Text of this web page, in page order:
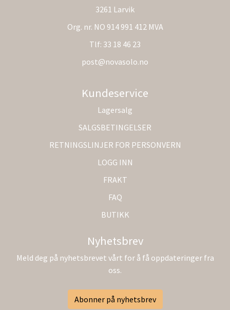
3261 Larvik
Org. nr. NO 914 991 412 MVA
Tlf: 33 18 46 23
post@novasolo.no
Kundeservice
Lagersalg
SALGSBETINGELSER
RETNINGSLINJER FOR PERSONVERN
LOGG INN
FRAKT
FAQ
BUTIKK
Nyhetsbrev
Meld deg på nyhetsbrevet vårt for å få oppdateringer fra
oss.
Abonner på nyhetsbrev